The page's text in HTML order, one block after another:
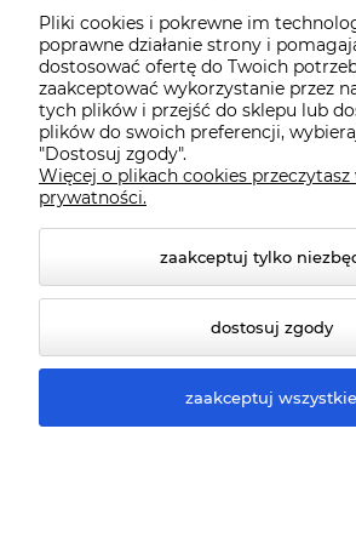
Gwarancja i Serwis
Styl graficzny ShopGadget.pl
Sklep
Premium
Pliki cookies i pokrewne im
poprawne działanie strony i
dostosować ofertę do Twoich
zaakceptować wykorzystanie przez
tych plików i przejść do sklepu lub
plików do swoich preferencji,
"Dostosuj zgody".
Więcej o plikach cookies
prywatności.
zaakceptuj tylko
dostosuj zgody
zaakceptuj wszystkie